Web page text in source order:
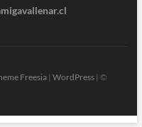
Freesia| WordPress| ©